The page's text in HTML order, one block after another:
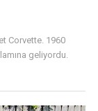
Corvette. 1960
geliyordu.